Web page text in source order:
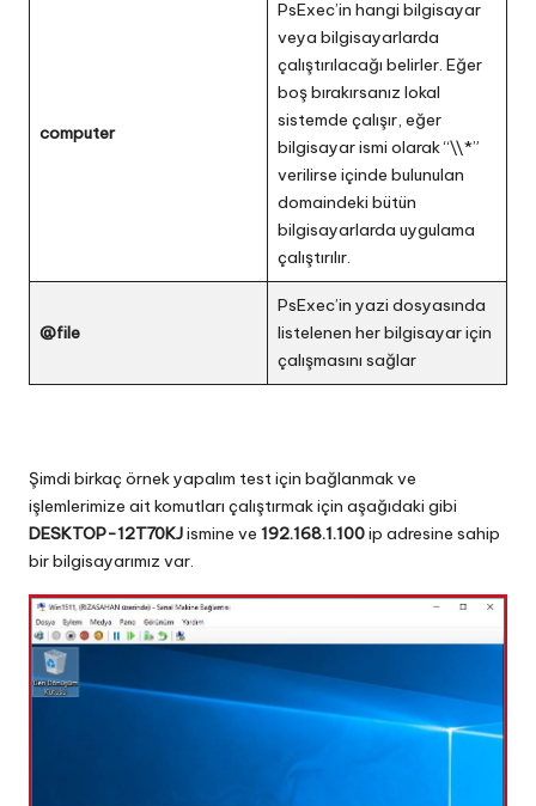
computer
PsExec’in hangi bilgisayar
veya bilgisayarlarda
çalıştırılacağı belirler. Eğer
boş bırakırsanız lokal
sistemde çalışır, eğer
bilgisayar ismi olarak “\\*”
verilirse içinde bulunulan
domaindeki bütün
bilgisayarlarda uygulama
çalıştırılır.
@file
PsExec’in yazi dosyasında
listelenen her bilgisayar için
çalışmasını sağlar
Şimdi birkaç örnek yapalım test için bağlanmak ve
işlemlerimize ait komutları çalıştırmak için aşağıdaki gibi
DESKTOP-12T70KJismine ve 192.168.1.100ip adresine sahip
bir bilgisayarımız var.